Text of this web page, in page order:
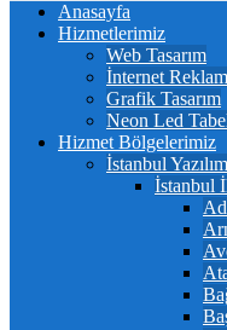
Anasayfa
Hizmetlerimiz
Web Tasarım
İnternet
Grafik Tasarım
Neon Led
Hizmet Bölgelerimiz
İstanbul
İstanbul